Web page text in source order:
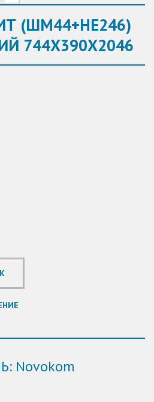
(ШМ44+НЕ246)
744Х390Х2046
Novokom